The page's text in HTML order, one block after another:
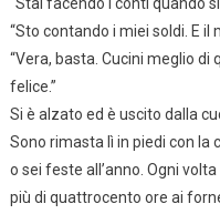
“Sto contando i miei soldi. E il
“Vera, basta. Cucini meglio
felice.”
Si è alzato ed è uscito dalla
Sono rimasta lì in piedi con la
o sei feste all’anno. Ogni
più di quattrocento ore ai